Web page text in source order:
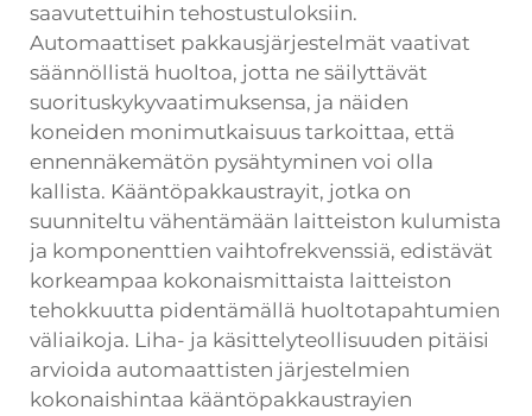
saavutettuihin tehostustuloksiin.
Automaattiset pakkausjärjestelmät vaativat
säännöllistä huoltoa, jotta ne säilyttävät
suorituskykyvaatimuksensa, ja näiden
koneiden monimutkaisuus tarkoittaa, että
ennennäkemätön pysähtyminen voi olla
kallista. Kääntöpakkaustrayit, jotka on
suunniteltu vähentämään laitteiston kulumista
ja komponenttien vaihtofrekvenssiä, edistävät
korkeampaa kokonaismittaista laitteiston
tehokkuutta pidentämällä huoltotapahtumien
väliaikoja. Liha- ja käsittelyteollisuuden pitäisi
arvioida automaattisten järjestelmien
kokonaishintaa kääntöpakkaustrayien